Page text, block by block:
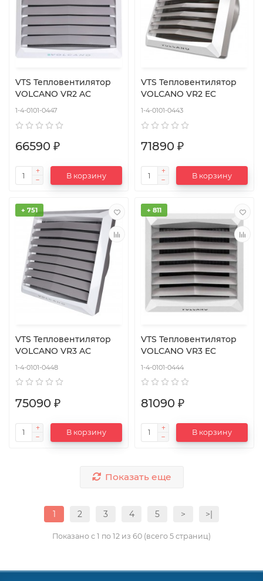
VTS Тепловентилятор
VOLCANO VR2 AC
1-4-0101-0447
66590 ₽
В корзину
VTS Тепловентилятор
VOLCANO VR2 EC
1-4-0101-0443
71890 ₽
В корзину
+ 751
VTS Тепловентилятор
VOLCANO VR3 AC
1-4-0101-0448
75090 ₽
В корзину
+ 811
VTS Тепловентилятор
VOLCANO VR3 EC
1-4-0101-0444
81090 ₽
В корзину
Показать еще
1 2 3 4 5 > >|
Показано с 1 по 12 из 60 (всего 5 страниц)